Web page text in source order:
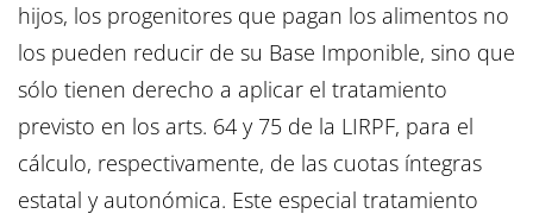
hijos, los progenitores que pagan los alimentos no
los pueden reducir de su Base Imponible, sino que
sólo tienen derecho a aplicar el tratamiento
previsto en los arts. 64 y 75 de la LIRPF, para el
cálculo, respectivamente, de las cuotas íntegras
estatal y autonómica. Este especial tratamiento